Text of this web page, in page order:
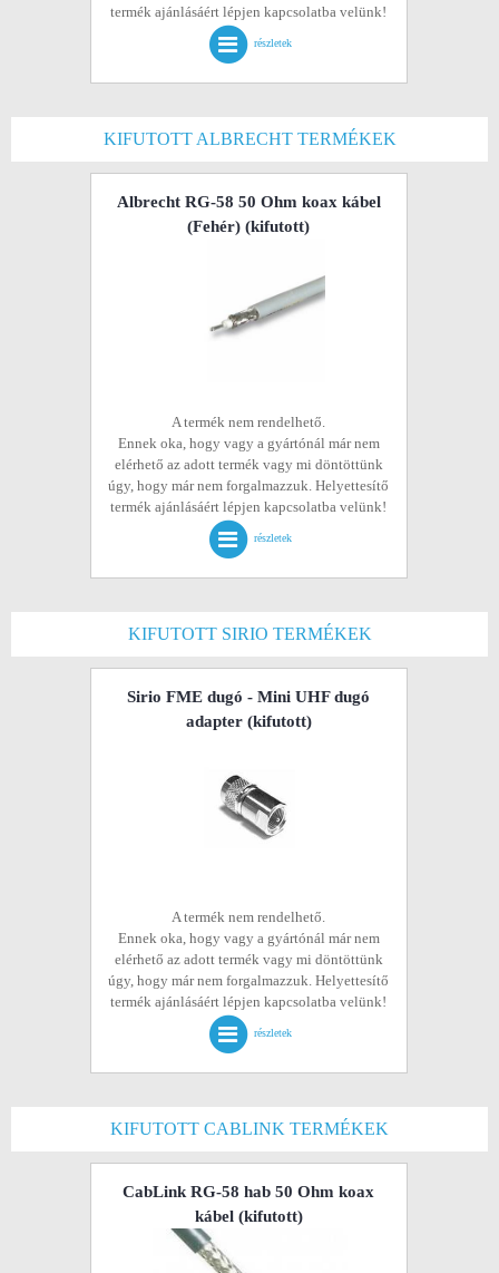
termék ajánlásáért lépjen kapcsolatba velünk!
részletek
KIFUTOTT ALBRECHT TERMÉKEK
Albrecht RG-58 50 Ohm koax kábel
(Fehér) (kifutott)
A termék nem rendelhető.
Ennek oka, hogy vagy a gyártónál már nem
elérhető az adott termék vagy mi döntöttünk
úgy, hogy már nem forgalmazzuk. Helyettesítő
termék ajánlásáért lépjen kapcsolatba velünk!
részletek
KIFUTOTT SIRIO TERMÉKEK
Sirio FME dugó - Mini UHF dugó
adapter(kifutott)
A termék nem rendelhető.
Ennek oka, hogy vagy a gyártónál már nem
elérhető az adott termék vagy mi döntöttünk
úgy, hogy már nem forgalmazzuk. Helyettesítő
termék ajánlásáért lépjen kapcsolatba velünk!
részletek
KIFUTOTT CABLINK TERMÉKEK
CabLink RG-58 hab 50 Ohm koax
kábel(kifutott)